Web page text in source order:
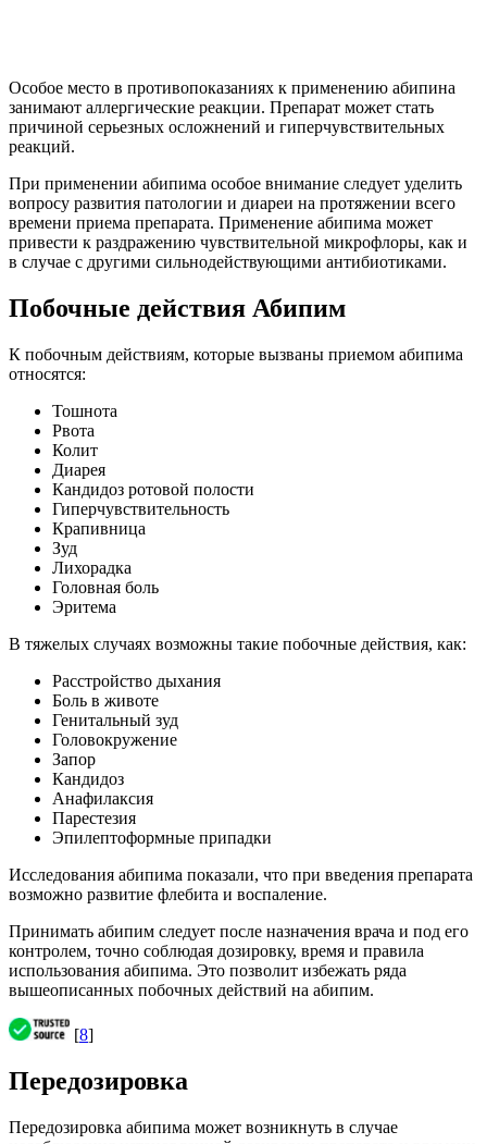
Особое место в противопоказаниях к применению абипина
занимают аллергические реакции. Препарат может стать
причиной серьезных осложнений и гиперчувствительных
реакций.
При применении абипима особое внимание следует уделить
вопросу развития патологии и диареи на протяжении всего
времени приема препарата. Применение абипима может
привести к раздражению чувствительной микрофлоры, как и
в случае с другими сильнодействующими антибиотиками.
Побочные действия Абипим
К побочным действиям, которые вызваны приемом абипима
относятся:
Тошнота
Рвота
Колит
Диарея
Кандидоз ротовой полости
Гиперчувствительность
Крапивница
Зуд
Лихорадка
Головная боль
Эритема
В тяжелых случаях возможны такие побочные действия, как:
Расстройство дыхания
Боль в животе
Генитальный зуд
Головокружение
Запор
Кандидоз
Анафилаксия
Парестезия
Эпилептоформные припадки
Исследования абипима показали, что при введения препарата
возможно развитие флебита и воспаление.
Принимать абипим следует после назначения врача и под его
контролем, точно соблюдая дозировку, время и правила
использования абипима. Это позволит избежать ряда
вышеописанных побочных действий на абипим.
[8]
Передозировка
Передозировка абипима может возникнуть в случае